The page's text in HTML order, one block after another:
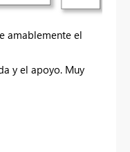
amablemente el
y el apoyo. Muy